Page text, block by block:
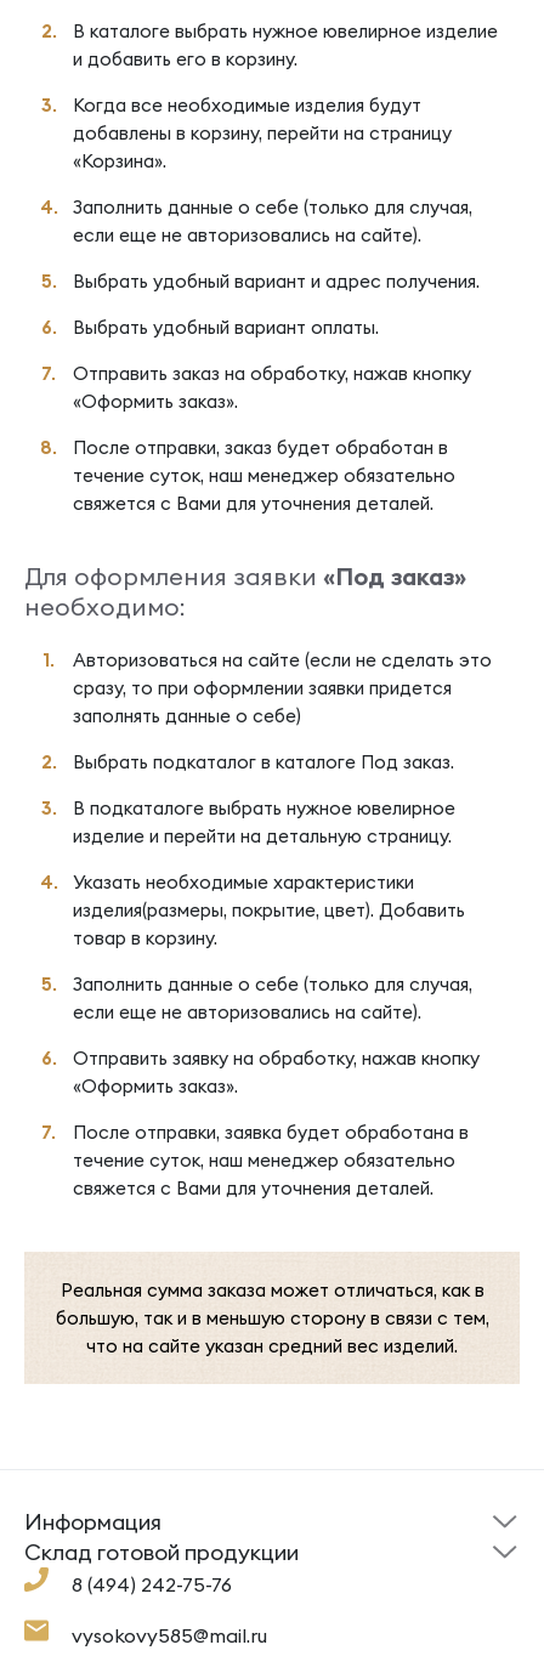
В каталоге выбрать нужное ювелирное изделие
и добавить его в корзину.
Когда все необходимые изделия будут
добавлены в корзину, перейти на страницу
«Корзина».
Заполнить данные о себе (только для случая,
если еще не авторизовались на сайте).
Выбрать удобный вариант и адрес получения.
Выбрать удобный вариант оплаты.
Отправить заказ на обработку, нажав кнопку
«Оформить заказ».
После отправки, заказ будет обработан в
течение суток, наш менеджер обязательно
свяжется с Вами для уточнения деталей.
Для оформления заявки «Под заказ»
необходимо:
Авторизоваться на сайте (если не сделать это
сразу, то при оформлении заявки придется
заполнять данные о себе)
Выбрать подкаталог в каталоге Под заказ.
В подкаталоге выбрать нужное ювелирное
изделие и перейти на детальную страницу.
Указать необходимые характеристики
изделия(размеры, покрытие, цвет). Добавить
товар в корзину.
Заполнить данные о себе (только для случая,
если еще не авторизовались на сайте).
Отправить заявку на обработку, нажав кнопку
«Оформить заказ».
После отправки, заявка будет обработана в
течение суток, наш менеджер обязательно
свяжется с Вами для уточнения деталей.
Реальная сумма заказа может отличаться, как в
большую, так и в меньшую сторону в связи с тем,
что на сайте указан средний вес изделий.
8 (494) 242-75-76
vysokovy585@mail.ru
Информация
Склад готовой
продукции
Под заказ
О компании
Помощь
Cклад готовой продукции
Кресты
Кольца
Подвески
Ложки
Крестильные наборы